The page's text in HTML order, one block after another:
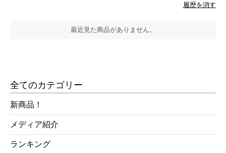
履歴を消す
最近見た商品がありません。
全てのカテゴリー
新商品！
メディア紹介
ランキング